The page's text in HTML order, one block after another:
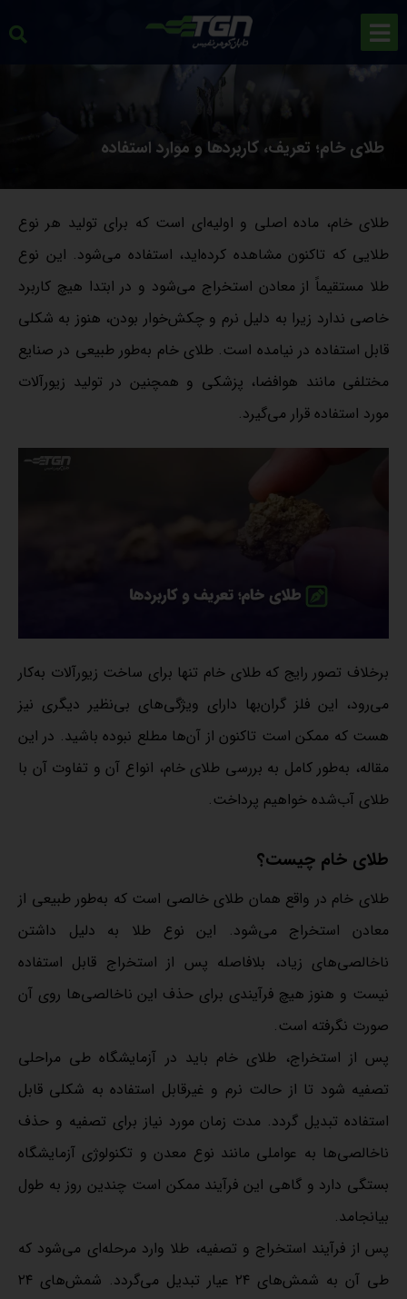
طلای خام؛ تعریف، کاربردها و موارد استفاده
طلای خام، ماده اصلی و اولیه‌ای است که برای تولید هر نوع
طلایی که تاکنون مشاهده کرده‌اید، استفاده می‌شود. این نوع
طلا مستقیماً از معادن استخراج می‌شود و در ابتدا هیچ کاربرد
خاصی ندارد زیرا به دلیل نرم و چکش‌خوار بودن، هنوز به شکلی
قابل استفاده در نیامده است. طلای خام به‌طور طبیعی در صنایع
مختلفی مانند هوافضا، پزشکی و همچنین در تولید زیورآلات
مورد استفاده قرار می‌گیرد.
برخلاف تصور رایج که طلای خام تنها برای ساخت زیورآلات به‌کار
می‌رود، این فلز گران‌بها دارای ویژگی‌های بی‌نظیر دیگری نیز
هست که ممکن است تاکنون از آن‌ها مطلع نبوده باشید. در این
مقاله، به‌طور کامل به بررسی طلای خام، انواع آن و تفاوت آن با
طلای آب‌شده خواهیم پرداخت.
طلای خام چیست؟
طلای خام در واقع همان طلای خالصی است که به‌طور طبیعی از
معادن استخراج می‌شود. این نوع طلا به دلیل داشتن
ناخالصی‌های زیاد، بلافاصله پس از استخراج قابل استفاده
نیست و هنوز هیچ فرآیندی برای حذف این ناخالصی‌ها روی آن
صورت نگرفته است.
پس از استخراج، طلای خام باید در آزمایشگاه طی مراحلی
تصفیه شود تا از حالت نرم و غیرقابل استفاده به شکلی قابل
استفاده تبدیل گردد. مدت زمان مورد نیاز برای تصفیه و حذف
ناخالصی‌ها به عواملی مانند نوع معدن و تکنولوژی آزمایشگاه
بستگی دارد و گاهی این فرآیند ممکن است چندین روز به طول
بیانجامد.
پس از فرآیند استخراج و تصفیه، طلا وارد مرحله‌ای می‌شود که
طی آن به شمش‌های ۲۴ عیار تبدیل می‌گردد. شمش‌های ۲۴